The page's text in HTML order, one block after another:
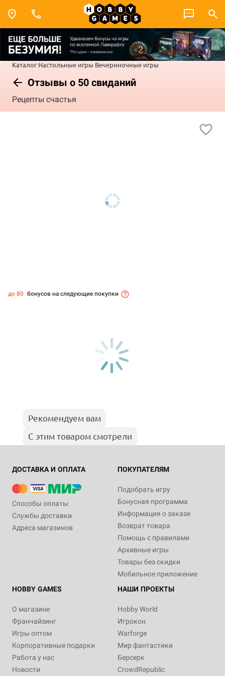
Каталог Настольные игры Вечериночные игры
Отзывы о 50 свиданий
Рецепты счастья
до 80 бонусов на следующие покупки
Рекомендуем вам
С этим товаром смотрели
ДОСТАВКА И ОПЛАТА
Способы оплаты
Службы доставки
Адреса магазинов
ПОКУПАТЕЛЯМ
Подобрать игру
Бонусная программа
Информация о заказе
Возврат товара
Помощь с правилами
Архивные игры
Товары без скидки
Мобильное приложение
HOBBY GAMES
О магазине
Франчайзинг
Игры оптом
Корпоративные подарки
Работа у нас
Новости
НАШИ ПРОЕКТЫ
Hobby World
Игрокон
Warforge
Мир фантастики
Берсерк
CrowdRepublic